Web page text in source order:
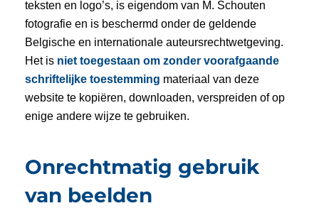
teksten en logo’s, is eigendom van M. Schouten
fotografie en is beschermd onder de geldende
Belgische en internationale auteursrechtwetgeving.
Het is niet toegestaan om zonder voorafgaande
schriftelijke toestemming materiaal van deze
website te kopiëren, downloaden, verspreiden of op
enige andere wijze te gebruiken.
Onrechtmatig gebruik
van beelden